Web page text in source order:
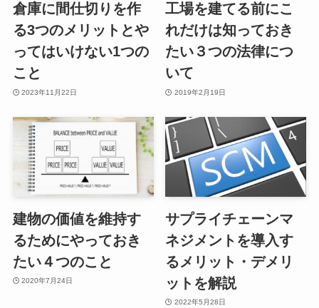
倉庫に間仕切りを作
る3つのメリットとや
ってはいけない1つの
こと
2023年11月22日
工場を建てる前にこ
れだけは知っておき
たい３つの法律につ
いて
2019年2月19日
建物の価値を維持す
るためにやっておき
たい４つのこと
2020年7月24日
サプライチェーンマ
ネジメントを導入す
るメリット・デメリ
ットを解説
2022年5月28日